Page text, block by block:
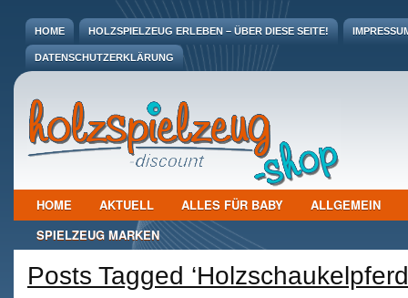
HOME HOLZSPIELZEUG ERLEBEN – ÜBER DIESE SEITE!
DATENSCHUTZERKLÄRUNG
HOME AKTUELL ALLES FÜR BABY
ALLGEMEIN
SPIELZEUG MARKEN
Posts Tagged